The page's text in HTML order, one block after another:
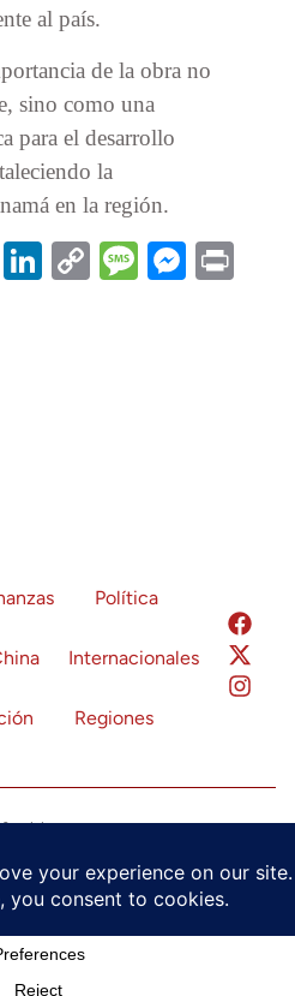
al país.
de la obra no
sino como una
para el desarrollo
la
en la región.
RedditLinkedIn
CopyMessage
Política
Internacionales
Regiones
derechos reservados.